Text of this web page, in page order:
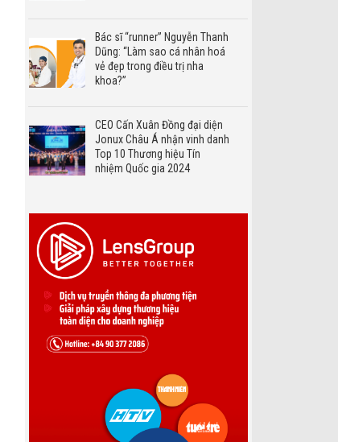
Bác sĩ “runner” Nguyễn Thanh
Dũng: “Làm sao cá nhân hoá
vẻ đẹp trong điều trị nha
khoa?”
CEO Cấn Xuân Đồng đại diện
Jonux Châu Á nhận vinh danh
Top 10 Thương hiệu Tín
nhiệm Quốc gia 2024